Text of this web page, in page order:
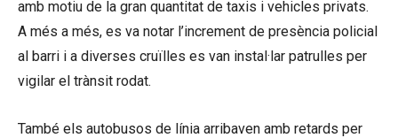
amb motiu de la gran quantitat de taxis i vehicles privats.
A més a més, es va notar l’increment de presència policial
al barri i a diverses cruïlles es van instal·lar patrulles per
vigilar el trànsit rodat.
També els autobusos de línia arribaven amb retards per